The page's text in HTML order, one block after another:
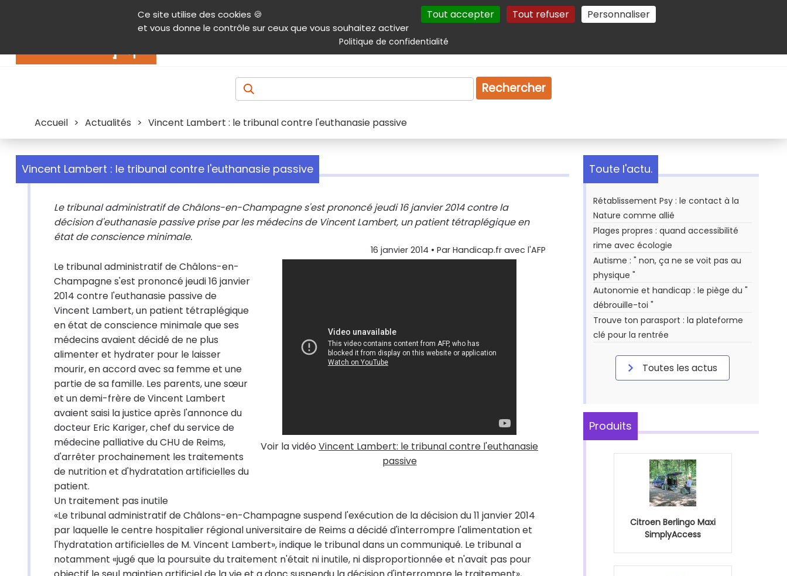
Ce site utilise des cookies 🍪
et vous donne le contrôle sur ceux que vous souhaitez activer
Tout accepter Tout refuser Personnaliser
Politique de confidentialité
Contenu Aide et accessibilité Menu principal Autres services Plan du site Gestion des cookies
Produits & services Emploi Droit
Rechercher
Accueil > Actualités > Vincent Lambert : le tribunal contre l'euthanasie passive
Vincent Lambert : le tribunal contre l'euthanasie passive
Le tribunal administratif de Châlons-en-Champagne s'est prononcé jeudi 16 janvier 2014 contre la
décision d'euthanasie passive prise par les médecins de Vincent Lambert, un patient tétraplégique en
état de conscience minimale.
16 janvier 2014 • Par Handicap.fr avec l'AFP
Voir la vidéo Vincent Lambert: le tribunal contre l'euthanasie
passive
Le tribunal administratif de Châlons-en-
Champagne s'est prononcé jeudi 16 janvier
2014 contre l'euthanasie passive de
Vincent Lambert, un patient tétraplégique
en état de conscience minimale que ses
médecins avaient décidé de ne plus
alimenter et hydrater pour le laisser
mourir, en accord avec sa femme et une
partie de sa famille. Les parents, une sœur
et un demi-frère de Vincent Lambert
avaient saisi la justice après l'annonce du
docteur Eric Kariger, chef du service de
médecine palliative du CHU de Reims,
d'arrêter prochainement les traitements
de nutrition et d'hydratation artificielles du
patient.
Un traitement pas inutile
«Le tribunal administratif de Châlons-en-Champagne suspend l'exécution de la décision du 11 janvier 2014
par laquelle le centre hospitalier régional universitaire de Reims a décidé d'interrompre l'alimentation et
l'hydratation artificielles de M. Vincent Lambert», indique le tribunal dans un communiqué. Le tribunal a
notamment «jugé que la poursuite du traitement n'était ni inutile, ni disproportionnée et n'avait pas pour
Toute l'actu.
Rétablissement Psy : le contact à la
Nature comme allié
Plages propres : quand accessibilité
rime avec écologie
Autisme : " non, ça ne se voit pas au
physique "
Autonomie et handicap : le piège du "
débrouille-toi "
Trouve ton parasport : la plateforme
clé pour la rentrée
Toutes les actus
Produits
Citroen Berlingo Maxi
SimplyAccess